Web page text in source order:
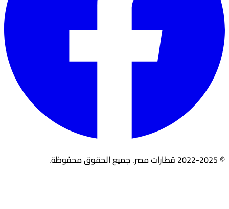
© 2022-2025 قطارات مصر. جميع الحقوق محفوظة.